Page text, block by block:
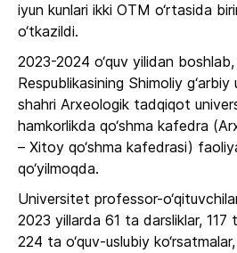
iyun kunlari ikki OTM o‘rtasida
o‘tkazildi.
2023-2024 o‘quv yilidan
Respublikasining Shimoliy
shahri Arxeologik tadqiqot
hamkorlikda qo‘shma kafedra
– Xitoy qo‘shma kafedrasi)
qo‘yilmoqda.
Universitet professor-
2023 yillarda 61 ta darsliklar, 117
224 ta o‘quv-uslubiy